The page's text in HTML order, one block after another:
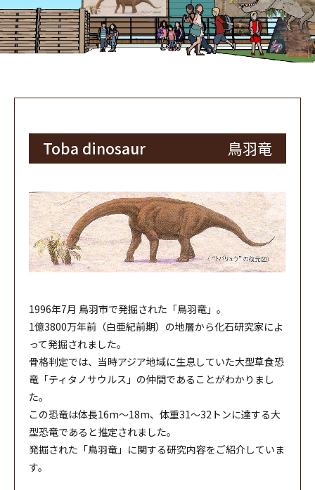
Toba dinosaur 鳥羽竜
1996年7月 鳥羽市で発掘された「鳥羽竜」。
1億3800万年前（白亜紀前期）の地層から化石研究家によ
って発掘されました。
骨格判定では、当時アジア地域に生息していた大型草食恐
竜「ティタノサウルス」の仲間であることがわかりまし
た。
この恐竜は体長16m～18m、体重31～32トンに達する大
型恐竜であると推定されました。
発掘された「鳥羽竜」に関する研究内容をご紹介していま
す。